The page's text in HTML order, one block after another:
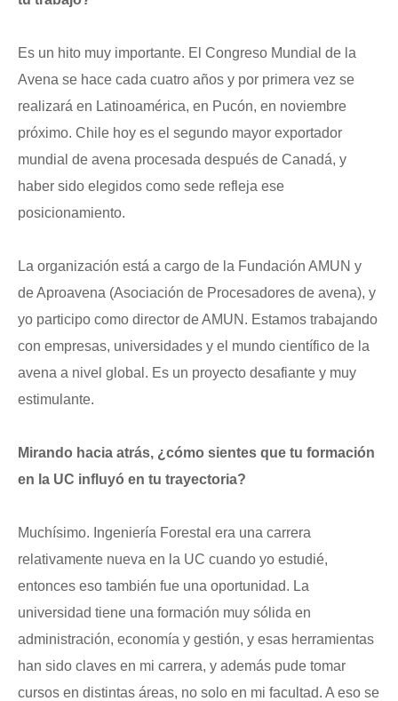
Es un hito muy importante. El Congreso Mundial de la
Avena se hace cada cuatro años y por primera vez se
realizará en Latinoamérica, en Pucón, en noviembre
próximo. Chile hoy es el segundo mayor exportador
mundial de avena procesada después de Canadá, y
haber sido elegidos como sede refleja ese
posicionamiento.
La organización está a cargo de la Fundación AMUN y
de Aproavena (Asociación de Procesadores de avena), y
yo participo como director de AMUN. Estamos trabajando
con empresas, universidades y el mundo científico de la
avena a nivel global. Es un proyecto desafiante y muy
estimulante.
Mirando hacia atrás, ¿cómo sientes que tu formación
en la UC influyó en tu trayectoria?
Muchísimo. Ingeniería Forestal era una carrera
relativamente nueva en la UC cuando yo estudié,
entonces eso también fue una oportunidad. La
universidad tiene una formación muy sólida en
administración, economía y gestión, y esas herramientas
han sido claves en mi carrera, y además pude tomar
cursos en distintas áreas, no solo en mi facultad. A eso se